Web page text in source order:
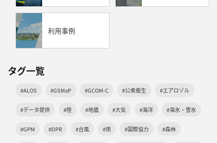
利用事例
タグ一覧
#ALOS #GSMaP #GCOM-C #公衆衛生 #エアロゾル
#データ提供 #陸 #地震 #大気 #海洋 #海氷・雪氷
#GPM #DPR #台風 #雨 #国際協力 #森林